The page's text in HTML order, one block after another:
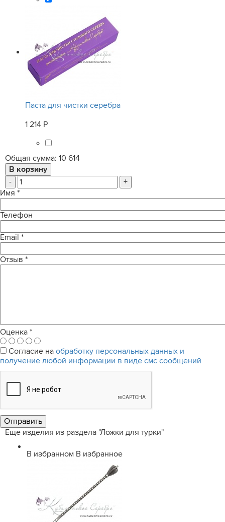
Паста для чистки серебра
1 214 Р
Общая сумма: 10 614
-
+
Имя *
Телефон
Email *
Отзыв *
Оценка *
Согласие на обработку персональных данных и
получение любой информации в виде смс сообщений
Еще изделия из раздела "Ложки для турки"
В избранном В избранное